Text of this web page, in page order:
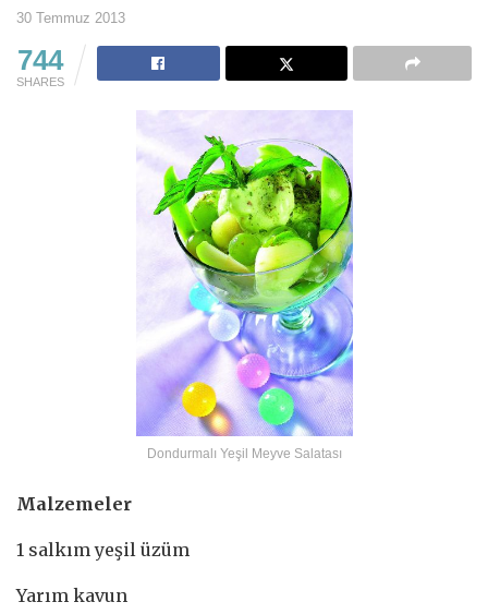
30 Temmuz 2013
744
SHARES
Dondurmalı Yeşil Meyve Salatası
Malzemeler
1 salkım yeşil üzüm
Yarım kavun